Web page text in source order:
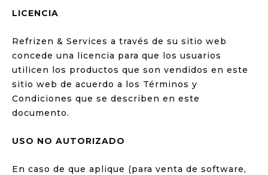
LICENCIA
Refrizen & Services a través de su sitio web
concede una licencia para que los usuarios
utilicen los productos que son vendidos en este
sitio web de acuerdo a los Términos y
Condiciones que se describen en este
documento.
USO NO AUTORIZADO
En caso de que aplique (para venta de software,